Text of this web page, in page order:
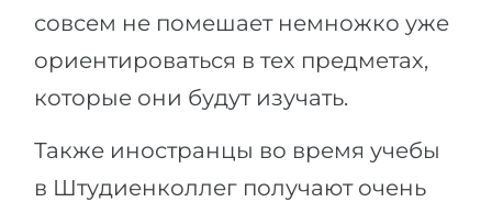
совсем не помешает немножко уже
ориентироваться в тех предметах,
которые они будут изучать.
Также иностранцы во время учебы
в Штудиенколлег получают очень